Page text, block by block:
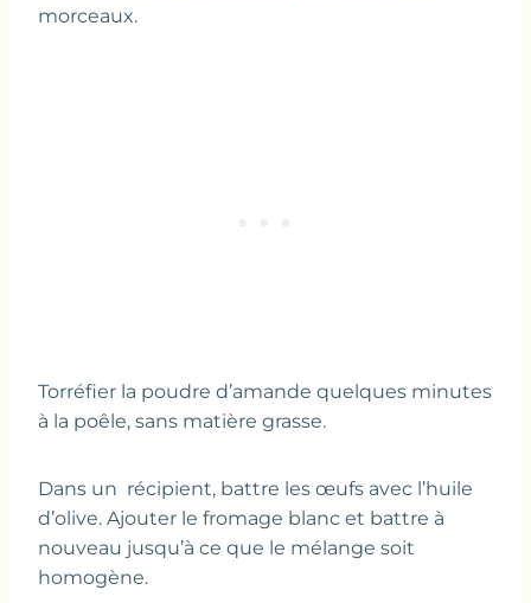
morceaux.
Torréfier la poudre d’amande quelques minutes
à la poêle, sans matière grasse.
Dans un récipient, battre les œufs avec l’huile
d’olive. Ajouter le fromage blanc et battre à
nouveau jusqu’à ce que le mélange soit
homogène.